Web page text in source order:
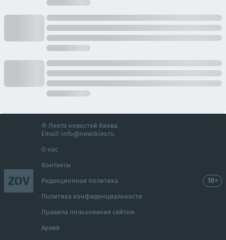
ZOV
© Лента новостей Киева
Email: info@newskiev.ru
О нас
Контакты
Редакционная политика
Политика конфиденциальности
Правила пользования сайтом
Архив
18+